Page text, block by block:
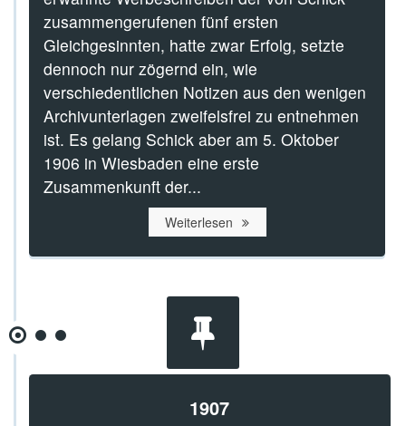
zusammengerufenen fünf ersten
Gleichgesinnten, hatte zwar Erfolg, setzte
dennoch nur zögernd ein, wie
verschiedentlichen Notizen aus den wenigen
Archivunterlagen zweifelsfrei zu entnehmen
ist. Es gelang Schick aber am 5. Oktober
1906 in Wiesbaden eine erste
Zusammenkunft der...
Weiterlesen
1907